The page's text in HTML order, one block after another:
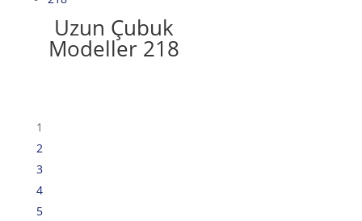
Uzun Çubuk
Modeller 218
1
2
3
4
5